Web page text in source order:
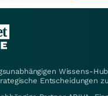
Wissens-
Entscheidungen